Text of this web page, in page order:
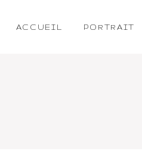
ACCUEIL PORTRAIT